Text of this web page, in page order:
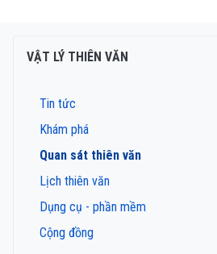
VẬT LÝ THIÊN VĂN
Tin tức
Khám phá
Quan sát thiên văn
Lịch thiên văn
Dụng cụ - phần mềm
Cộng đồng